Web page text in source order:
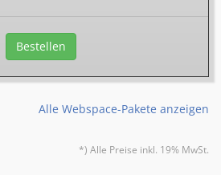
Bestellen
Alle Webspace-Pakete anzeigen
*) Alle Preise inkl. 19% MwSt.